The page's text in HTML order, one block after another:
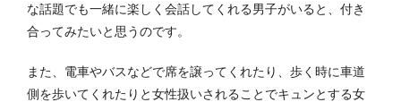
な話題でも一緒に楽しく会話してくれる男子がいると、付き
合ってみたいと思うのです。
また、電車やバスなどで席を譲ってくれたり、歩く時に車道
側を歩いてくれたりと女性扱いされることでキュンとする女